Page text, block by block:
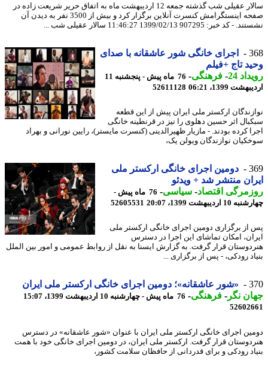
سالار عقیلی شب گذشته جمعه 12 اردیبهشت ماه به اتفاق حریر شریعت زاده در
صفحه اینستگرامش کنسرت آنلاین برگزار کرد و بیش از 3500 نفر به دیدن آن
خبر: 907295 1399/02/13 11:46:27 سالار عقیلی شب ...
اجرای خانگی شور عاشقانه با صدای
تاج +فیلم
24
-فرهنگی-
76 ماه پیش - پنجشنبه 11
1399، 06:21
52611128
ارکستر ملی ایران پیش از این قطعه
اثر حسین دهلوی را نیز در قرنطینه خانگی
کرده بودند. - مازیار ظهیرالدینی (کنسرت مایستر)، رایین نورانی و بهراد
نوازندگان ویولن یک،
دومین اجرای خانگی ارکستر ملی
منتشر شد + ویدئو
اقتصاد-سیاسی-
76 ماه پیش -
اردیبهشت 1399، 20:07
52605531
برگزاری دومین اجرای خانگی ارکستر ملی
امکان تماشای این اجرا در دسترس
قرار گرفت. به گزارش ایسنا به نقل از روابط عمومی و امور بین الملل
رودکی، - پس از برگزاری ...
«شور عاشقانه»؛ دومین اجرای خانگی ارکستر ملی ایران
نگر -فرهنگی-76 ماه پیش - چهارشنبه 10 اردیبهشت 1399، 15:07
اجرای خانگی ارکستر ملی ایران با عنوان «شور عاشقانه» در دسترس
قرار گرفت. ارکستر ملی ایران، در دومین اجرای خانگی خود با همت
رودکی و برای قدردانی از حافظان سلامت کشور،